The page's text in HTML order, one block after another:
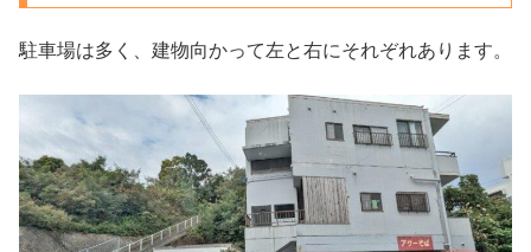
駐車場は多く、建物向かって左と右にそれぞれあります。